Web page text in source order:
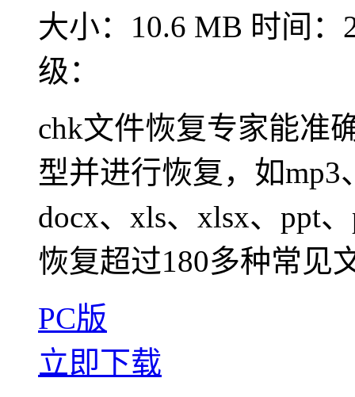
大小：10.6 MB 时间：
级：
chk文件恢复专家能准
型并进行恢复，如mp3
docx、xls、xlsx、ppt
恢复超过180多种常见
PC版
立即下载